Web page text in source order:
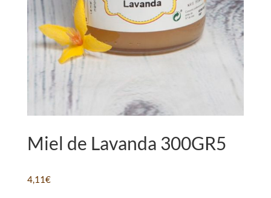
Miel de Lavanda 300GR5
4,11€